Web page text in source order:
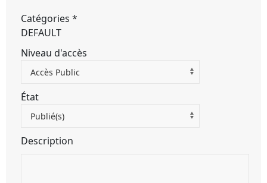
Catégories *
DEFAULT
Niveau d'accès
Accès Public
État
Publié(s)
Description